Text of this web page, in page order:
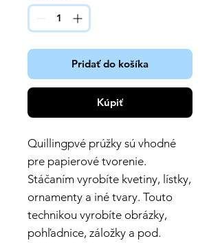
Pridať do košíka
Kúpiť
Quillingpvé prúžky sú vhodné
pre papierové tvorenie.
Stáčaním vyrobíte kvetiny, lístky,
ornamenty a iné tvary. Touto
technikou vyrobíte obrázky,
pohľadnice, záložky a pod.